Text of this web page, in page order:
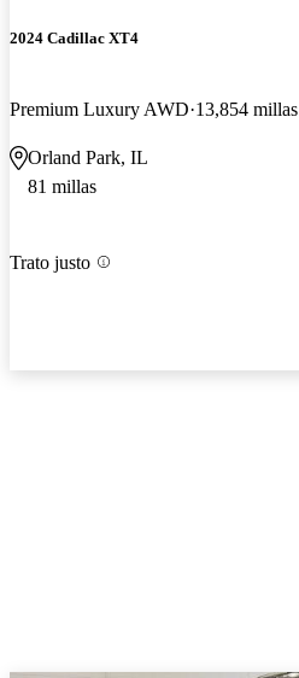
2024 Cadillac XT4
Premium Luxury AWD 13,854 millas
Orland Park, IL
81 millas
Trato justo